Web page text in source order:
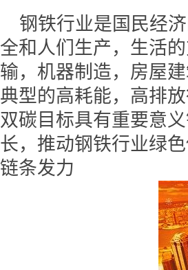
钢铁行业是国民经
全和人们生产，生活
输，机器制造，房屋
典型的高耗能，高排
双碳目标具有重要意
长，推动钢铁行业绿
链条发力